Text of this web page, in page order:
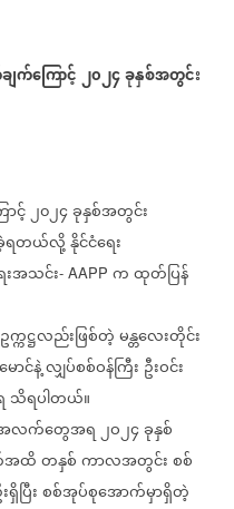
က်ကြောင့်၂၀၂၄ခုနှစ်အတွင်း
င့်၂၀၂၄ခုနှစ်အတွင်း
ရတယ်လို့နိုင်ငံရေး
အသင်း- AAPP ကထုတ်ပြန်
ကဋ္ဌလည်းဖြစ်တဲ့မန္တလေးတိုင်း
ာင်နဲ့လျှပ်စစ်ဝန်ကြီး ဦးဝင်း
သိရပါတယ်။
လက်တွေအရ၂ဝ၂၄ခုနှစ်
အထိတနှစ်ကာလအတွင်းစစ်
ရှိပြီးစစ်အုပ်စုအောက်မှာရှိတဲ့